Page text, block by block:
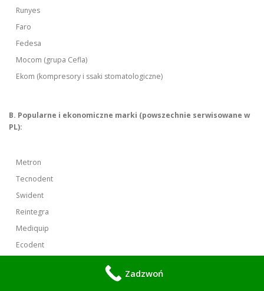
Runyes
Faro
Fedesa
Mocom (grupa Cefla)
Ekom (kompresory i ssaki stomatologiczne)
B. Popularne i ekonomiczne marki (powszechnie serwisowane w
PL):
Metron
Tecnodent
Swident
Reintegra
Mediquip
Ecodent
Zadzwoń